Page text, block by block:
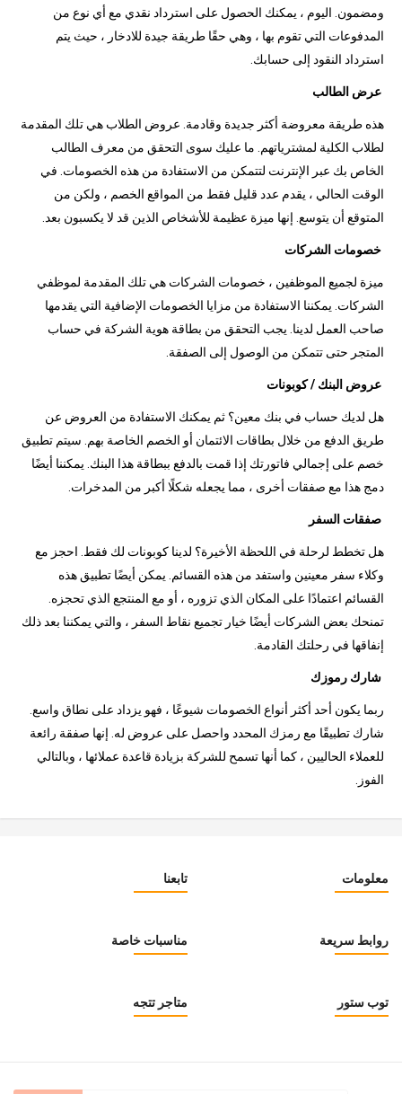
ومضمون. اليوم ، يمكنك الحصول على استرداد نقدي مع أي نوع من
المدفوعات التي تقوم بها ، وهي حقًا طريقة جيدة للادخار ، حيث يتم
استرداد النقود إلى حسابك.
عرض الطالب
هذه طريقة معروضة أكثر جديدة وقادمة. عروض الطلاب هي تلك المقدمة
لطلاب الكلية لمشترياتهم. ما عليك سوى التحقق من معرف الطالب
الخاص بك عبر الإنترنت لتتمكن من الاستفادة من هذه الخصومات. في
الوقت الحالي ، يقدم عدد قليل فقط من المواقع الخصم ، ولكن من
المتوقع أن يتوسع. إنها ميزة عظيمة للأشخاص الذين قد لا يكسبون بعد.
خصومات الشركات
ميزة لجميع الموظفين ، خصومات الشركات هي تلك المقدمة لموظفي
الشركات. يمكننا الاستفادة من مزايا الخصومات الإضافية التي يقدمها
صاحب العمل لدينا. يجب التحقق من بطاقة هوية الشركة في حساب
المتجر حتى تتمكن من الوصول إلى الصفقة.
عروض البنك / كوبونات
هل لديك حساب في بنك معين؟ ثم يمكنك الاستفادة من العروض عن
طريق الدفع من خلال بطاقات الائتمان أو الخصم الخاصة بهم. سيتم تطبيق
خصم على إجمالي فاتورتك إذا قمت بالدفع ببطاقة هذا البنك. يمكننا أيضًا
دمج هذا مع صفقات أخرى ، مما يجعله شكلًا أكبر من المدخرات.
صفقات السفر
هل تخطط لرحلة في اللحظة الأخيرة؟ لدينا كوبونات لك فقط. احجز مع
وكلاء سفر معينين واستفد من هذه القسائم. يمكن أيضًا تطبيق هذه
القسائم اعتمادًا على المكان الذي تزوره ، أو مع المنتجع الذي تحجزه.
تمنحك بعض الشركات أيضًا خيار تجميع نقاط السفر ، والتي يمكننا بعد ذلك
إنفاقها في رحلتك القادمة.
شارك رموزك
ربما يكون أحد أكثر أنواع الخصومات شيوعًا ، فهو يزداد على نطاق واسع.
شارك تطبيقًا مع رمزك المحدد واحصل على عروض له. إنها صفقة رائعة
للعملاء الحاليين ، كما أنها تسمح للشركة بزيادة قاعدة عملائها ، وبالتالي
الفوز.
تابعنا معلومات
مناسبات خاصة روابط سريعة
متاجر تتجه توب ستور